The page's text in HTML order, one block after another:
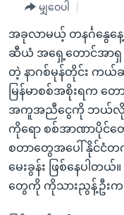
ကျော်
ကြည့်
ရန်
ပင်မ
အ
ညွန်း
စာမျက်နှာ
သို့
ကျော်
အစ္စရေး-ပါလက်စတိုင်း
အင်္ဂလိပ်စာလေ့လာမယ်
အမေရိကန်သုံးအီဒီယံ
မကြေးမုံရဲ့ အင်္ဂလိပ်စာ
ရုပ်ရှင်ထဲက အင်္ဂလိပ်စာ
သုတပဒေသာ အင်္ဂလိပ်စ
အပတ်စဉ်ကဏ္ဍများ
ရေဒီယို
တီဗွီ
ရေဒီယိုနှင့်ရုပ်သံ အချ
ရေဒီယို/တီဗွီအစီအစဉ်
Learning English
ဗွီအိုအေ လူမှုကွန်ယက်များ
မျှဝေပါ
အခုလာမယ့် တနင်္ဂနွေန
ဆီယံ အရှေ့တောင်အာရှ
တဲ့ နာဂစ်မုန်တိုင်း က
မြန်မာစစ်အစိုးရက တ
အကူအညီငွေကို ဘယ်လို
ကိုရော စစ်အာဏာပို
စတာတွေအပေါ် နိုင်ငံ
မေးခွန်း ဖြစ်နေပါတယ်
တွေကို ကိုသားညွန့်ဦးက